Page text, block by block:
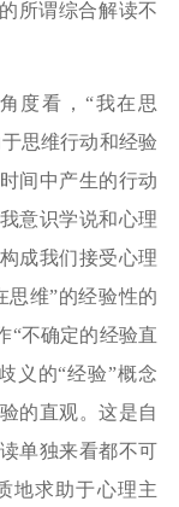
所谓综合解读不
度看， “我在思
思维行动和经验
间中产生的行动
意识学说和心理
成我们接受心理
思维”的经验性的
“不确定的经验直
义的“经验”概念
的直观。这是自
单独来看都不可
地求助于心理主